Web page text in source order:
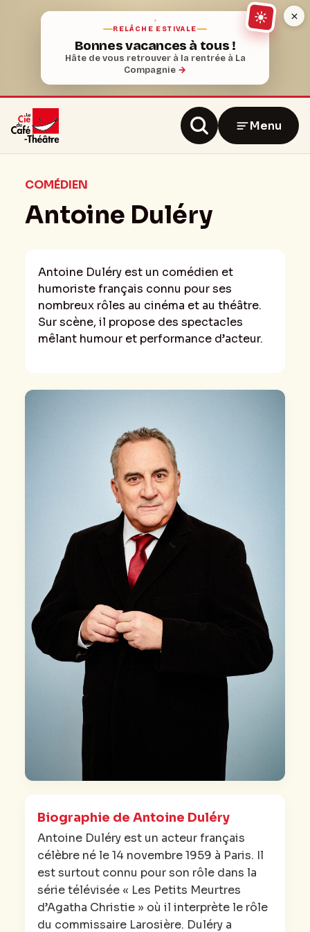
RELÂCHE ESTIVALE
Bonnes vacances à tous !
Hâte de vous retrouver à la rentrée à La
Compagnie →
Menu
COMÉDIEN
Antoine Duléry
Antoine Duléry est un comédien et
humoriste français connu pour ses
nombreux rôles au cinéma et au théâtre.
Sur scène, il propose des spectacles
mêlant humour et performance d’acteur.
Biographie de Antoine Duléry
Antoine Duléry est un acteur français
célèbre né le 14 novembre 1959 à Paris. Il
est surtout connu pour son rôle dans la
série télévisée « Les Petits Meurtres
d’Agatha Christie » où il interprète le rôle
du commissaire Larosière. Duléry a